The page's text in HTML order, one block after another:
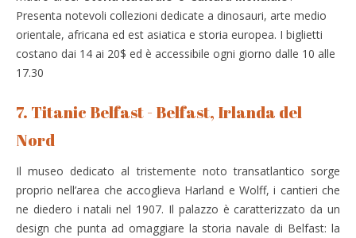
Presenta notevoli collezioni dedicate a dinosauri, arte medio
orientale, africana ed est asiatica e storia europea. I biglietti
costano dai 14 ai 20$ ed è accessibile ogni giorno dalle 10 alle
17.30
7. Titanic Belfast - Belfast, Irlanda del
Nord
Il museo dedicato al tristemente noto transatlantico sorge
proprio nell’area che accoglieva Harland e Wolff, i cantieri che
ne diedero i natali nel 1907. Il palazzo è caratterizzato da un
design che punta ad omaggiare la storia navale di Belfast: la